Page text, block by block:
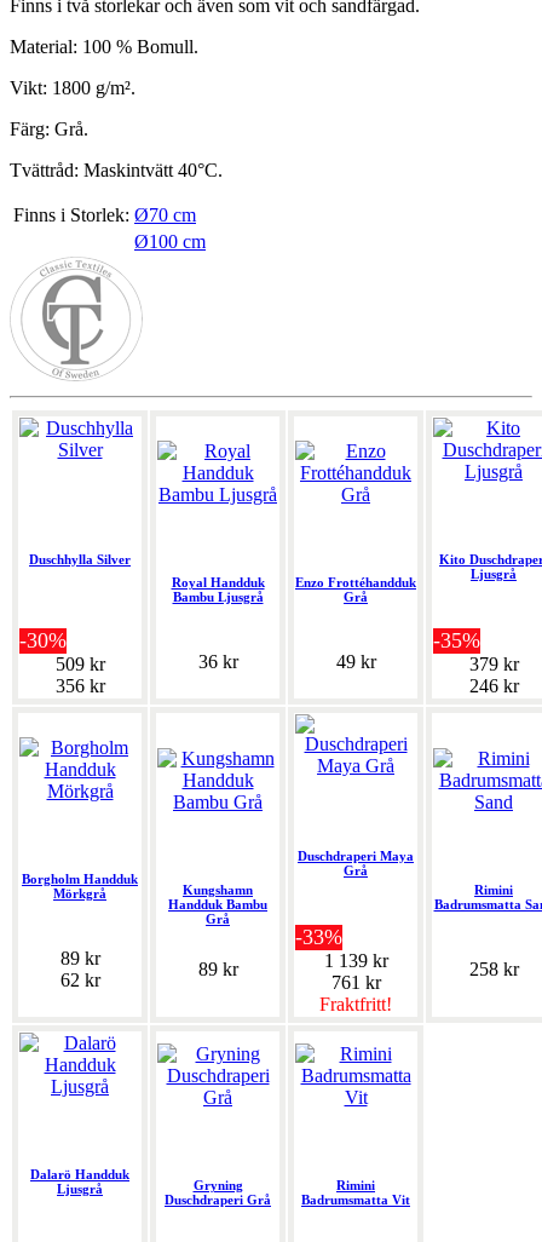
Finns i två storlekar och även som vit och sandfärgad.
Material: 100 % Bomull.
Vikt: 1800 g/m².
Färg: Grå.
Tvättråd: Maskintvätt 40°C.
Finns i Storlek: Ø70 cm
Ø100 cm
Duschhylla Silver
-30%
509 kr
356 kr
Royal Handduk
Bambu Ljusgrå
36 kr
Enzo Frottéhandduk
Grå
49 kr
Kito
Ljusgrå
-35%
379 kr
246 kr
Borgholm Handduk
Mörkgrå
89 kr
62 kr
Kungshamn
Handduk Bambu
Grå
89 kr
Duschdraperi Maya
Grå
-33%
1 139 kr
761 kr
Fraktfritt!
Rimini
Badrumsmatta
258 kr
Dalarö Handduk
Ljusgrå
Gryning
Duschdraperi Grå
Rimini
Badrumsmatta Vit